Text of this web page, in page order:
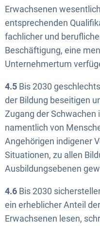
Erwachsenen
entsprechenden
fachlicher und
Beschäftigung, eine
Unternehmertum
4.5 Bis 2030
der Bildung beseitigen
Zugang der Schwachen
namentlich von
Angehörigen indigener
Situationen, zu allen
Ausbildungsebenen
4.6 Bis 2030
ein erheblicher Anteil
Erwachsenen lesen,